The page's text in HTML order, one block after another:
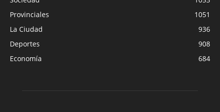
Provinciales
1051
La Ciudad
936
Deportes
908
Economía
684